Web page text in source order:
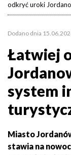
odkryć uroki
Dodano dnia
Łatwiej
system
Miasto
stawia na